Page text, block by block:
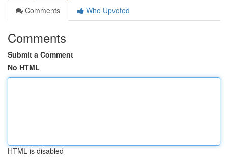
Comments
Who Upvoted
Comments
Submit a Comment
No HTML
HTML is disabled